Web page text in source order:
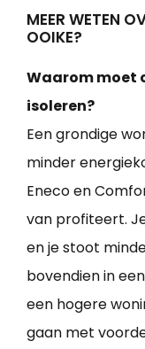
MEER WETEN
OOIKE?
Waarom moet
isoleren?
Een grondige
minder
Eneco en
van profiteert.
en je stoot
bovendien in
een hogere
gaan met